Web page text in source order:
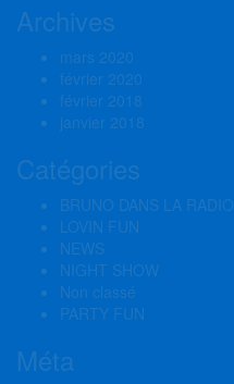
Archives
mars 2020
février 2020
février 2018
janvier 2018
Catégories
BRUNO DANS LA RADIO
LOVIN FUN
NEWS
NIGHT SHOW
Non classé
PARTY FUN
Méta